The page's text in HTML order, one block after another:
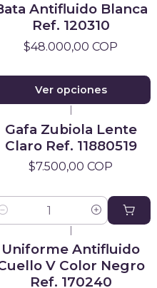
Antifluido Blanca
Ref. 120310
$48.000,00 COP
Ver opciones
Gafa Zubiola Lente
Claro Ref. 11880519
$7.500,00 COP
|
Uniforme Antifluido
V Color Negro
Ref. 170240